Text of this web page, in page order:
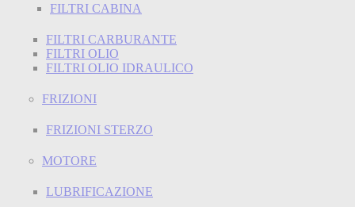
FILTRI CABINA
FILTRI CARBURANTE
FILTRI OLIO
FILTRI OLIO IDRAULICO
FRIZIONI
FRIZIONI STERZO
MOTORE
LUBRIFICAZIONE